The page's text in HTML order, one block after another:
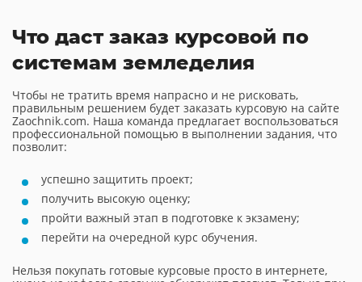
Что даст заказ курсовой по
системам земледелия
Чтобы не тратить время напрасно и не рисковать,
правильным решением будет заказать курсовую на сайте
Zaochnik.com. Наша команда предлагает воспользоваться
профессиональной помощью в выполнении задания, что
позволит:
успешно защитить проект;
получить высокую оценку;
пройти важный этап в подготовке к экзамену;
перейти на очередной курс обучения.
Нельзя покупать готовые курсовые просто в интернете,